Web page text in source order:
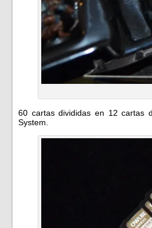
60 cartas divididas en 12 cartas
System.